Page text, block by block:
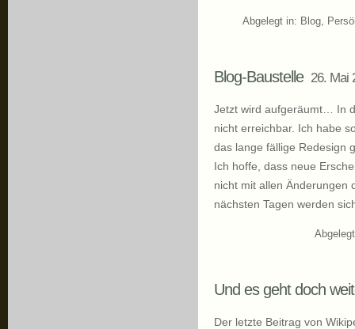
Abgelegt in: Blog,
Blog-Baustelle 26. Mai
Jetzt wird aufgeräumt… In
nicht erreichbar. Ich habe
das lange fällige Redesign
Ich hoffe, dass neue
nicht mit allen Änderungen
nächsten Tagen werden
Und es geht doch
Der letzte Beitrag von